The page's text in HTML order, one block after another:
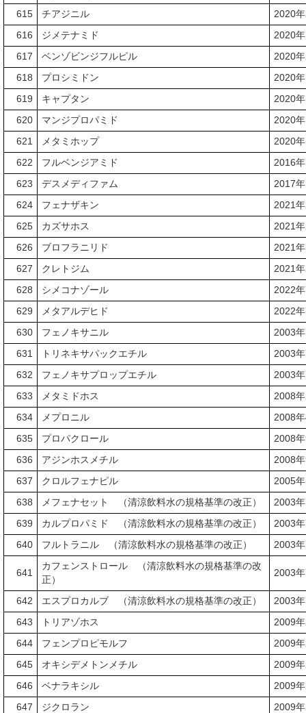
615 チアジニル 2020
616 ジメテナミド 2020
617 ベンゾビンジフルピル 2020
618 プロシミドン 2020
619 キャプタン 2020
620 マンジプロパミド 2020
621 メタミホップ 2020
622 フルベンジアミド 2016
623 デスメディファム 2017
624 フェナザキン 2021
625 カズサホス 2021
626 ブロフラニリド 2021
627 クレトジム 2021
628 シメコナゾール 2022
629 メタアルデヒド 2022
630 フェノキサニル 2003
631 トリネキサパックエチル 2003
632 フェノキサプロップエチル 2003
633 メタミドホス 2008
634 メプロニル 2008
635 プロパクロール 2008
636 アジンホスメチル 2008
637 クロルフェナピル 2005
638 メフェナセット （清涼飲料水の規格基準の改正） 2003
639 カルプロパミド （清涼飲料水の規格基準の改正） 2003
640 フルトラニル （清涼飲料水の規格基準の改正） 2003
641
カフェンストロール （清涼飲料水の規格基準の改
正）
2003
642 エスプロカルブ （清涼飲料水の規格基準の改正） 2003
643 トリアゾホス 2009
644 フェンプロピモルフ 2009
645 オキシデメトンメチル 2009
646 ベナラキシル 2009
647 ジクロラン 2009